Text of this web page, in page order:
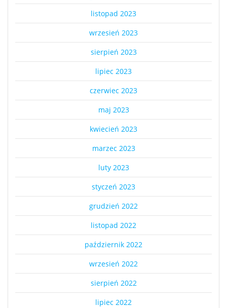
listopad 2023
wrzesień 2023
sierpień 2023
lipiec 2023
czerwiec 2023
maj 2023
kwiecień 2023
marzec 2023
luty 2023
styczeń 2023
grudzień 2022
listopad 2022
październik 2022
wrzesień 2022
sierpień 2022
lipiec 2022